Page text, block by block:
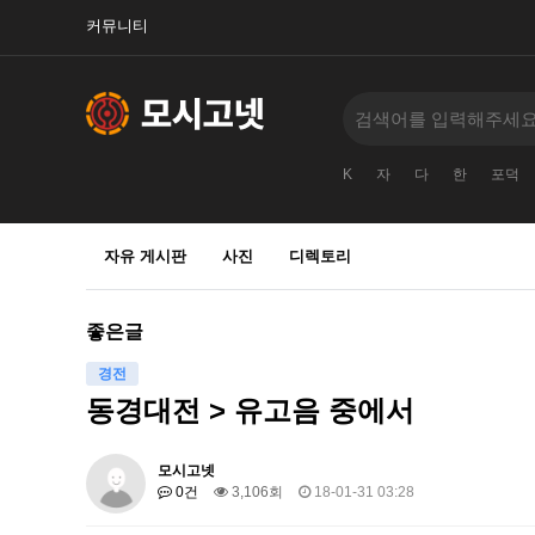
커뮤니티
K 자 다 한 포덕
자유 게시판 사진 디렉토리
좋은글
경전
동경대전 > 유고음 중에서
모시고넷
0건
3,106회 18-01-31 03:28